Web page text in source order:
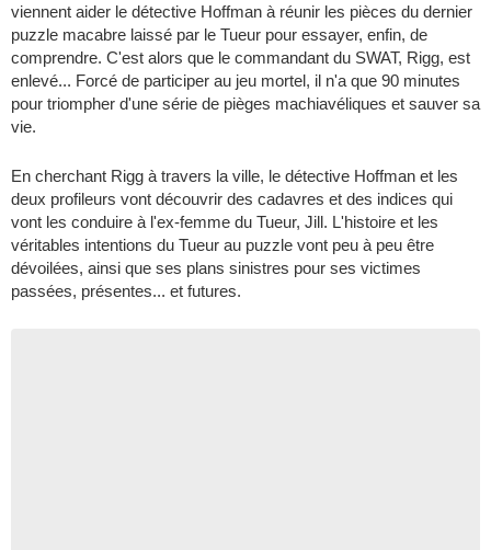
viennent aider le détective Hoffman à réunir les pièces du dernier
puzzle macabre laissé par le Tueur pour essayer, enfin, de
comprendre. C'est alors que le commandant du SWAT, Rigg, est
enlevé... Forcé de participer au jeu mortel, il n'a que 90 minutes
pour triompher d'une série de pièges machiavéliques et sauver sa
vie.
En cherchant Rigg à travers la ville, le détective Hoffman et les
deux profileurs vont découvrir des cadavres et des indices qui
vont les conduire à l'ex-femme du Tueur, Jill. L'histoire et les
véritables intentions du Tueur au puzzle vont peu à peu être
dévoilées, ainsi que ses plans sinistres pour ses victimes
passées, présentes... et futures.